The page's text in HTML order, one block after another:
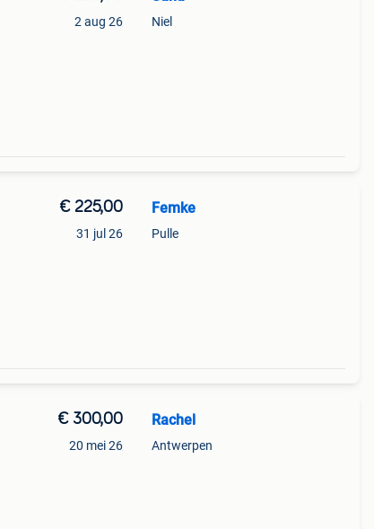
2 aug 26 Niel
€ 225,00
31 jul 26
Femke
Pulle
€ 300,00
20 mei 26
Rachel
Antwerpen